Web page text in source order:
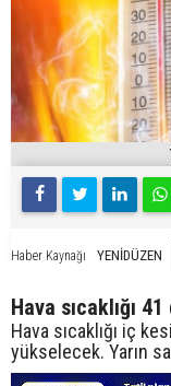
Haber Kaynağı YENİDÜZEN
Hava sıcaklığı
Hava sıcaklığı iç
yükselecek. Yarın